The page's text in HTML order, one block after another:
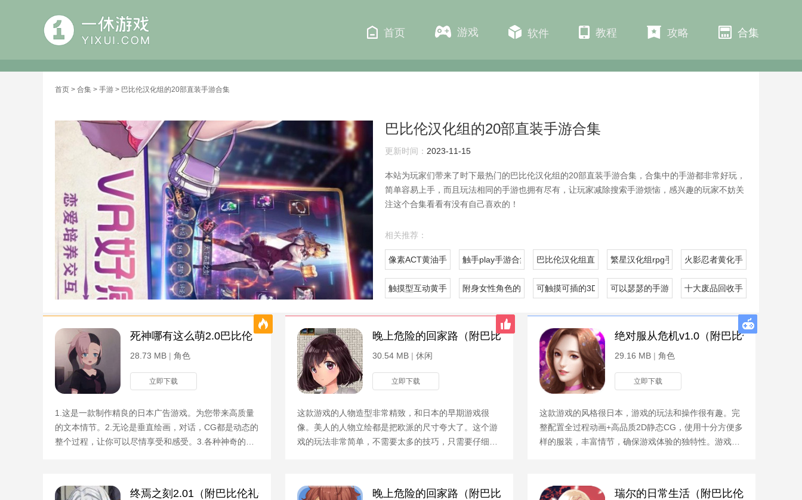
首页 游戏 软件 教程 攻略 合集
首页 > 合集 > 手游 > 巴比伦汉化组的20部直装手游合集
巴比伦汉化组的20部直装手游合集
更新时间： 2023-11-15
本站为玩家们带来了时下最热门的巴比伦汉化组的20部直装手游合集，合集中的手游都非常好玩，
简单容易上手，而且玩法相同的手游也拥有尽有，让玩家减除搜索手游烦恼，感兴趣的玩家不妨关
注这个合集看看有没有自己喜欢的！
相关推荐：
像素ACT黄油手游合集触手play手游合集 巴比伦汉化组直装的20部手游合集
繁星汉化组rpg手游合集火影忍者黄化手游合集
触摸型互动黄手游合集附身女性角色的rpg手游合集可触摸可插的3D游戏手游合集可以瑟瑟的手游合集十大废品回收手机软件合集
死神哪有这么萌2.0巴比伦
28.73 MB | 角色
立即下载
1.这是一款制作精良的日本广告游戏。为您带来高质量
的文本情节。2.无论是垂直绘画，对话，CG都是动态的
整个过程，让你可以尽情享受和感受。3.各种神奇的剧
晚上危险的回家路（附巴比伦回想码）
30.54 MB | 休闲
立即下载
这款游戏的人物造型非常精致，和日本的早期游戏很
像。美人的人物立绘都是把欧派的尺寸夸大了。这个游
戏的玩法非常简单，不需要太多的技巧，只需要仔细地
绝对服从危机v1.0（附巴比伦礼包码）
29.16 MB | 角色
立即下载
这款游戏的风格很日本，游戏的玩法和操作很有趣。完
整配置全过程动画+高品质2D静态CG，使用十分方便多
样的服装，丰富情节，确保游戏体验的独特性。游戏攻
终焉之刻2.01（附巴比伦礼包码） 晚上危险的回家路（附巴比伦作弊码） 瑞尔的日常生活（附巴比伦礼包码）